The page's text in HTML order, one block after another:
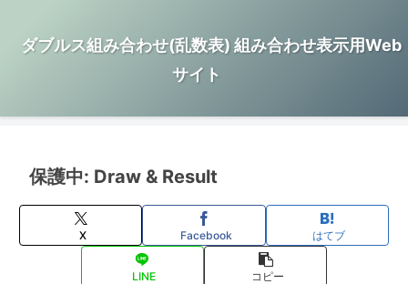
ダブルス組み合わせ(乱数表) 組み合わせ表示用Web
サイト
保護中: Draw & Result
X Facebook はてブ
LINE コピー